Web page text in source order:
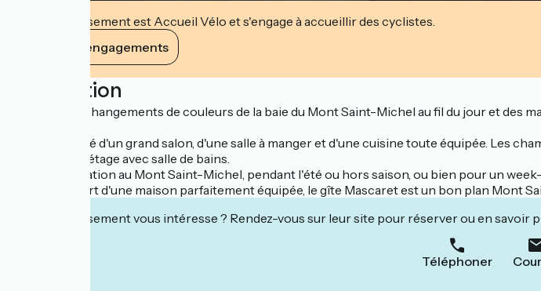
Cet établissement est Accueil Vélo et s'engage à accueillir des cyclistes.
Voir ses engagements
Description
Profitez des changements de couleurs de la baie du Mont Saint-Michel au fil du jour et
Il est composé d'un grand salon, d'une salle à manger et d'une cuisine toute équipée. Les
chambres à l'étage avec salle de bains.
Pour une location au Mont Saint-Michel, pendant l'été ou hors saison, ou bien pour un
avec le confort d'une maison parfaitement équipée, le gîte Mascaret est un bon plan Mont
Cet établissement vous intéresse ? Rendez-vous sur leur site pour réserver ou en savoir
Téléphoner